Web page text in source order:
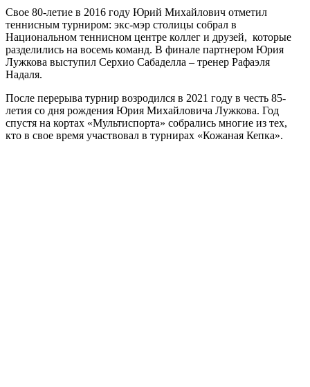
Свое 80-летие в 2016 году Юрий Михайлович отметил
теннисным турниром: экс-мэр столицы собрал в
Национальном теннисном центре коллег и друзей, которые
разделились на восемь команд. В финале партнером Юрия
Лужкова выступил Серхио Сабаделла – тренер Рафаэля
Надаля.
После перерыва турнир возродился в 2021 году в честь 85-
летия со дня рождения Юрия Михайловича Лужкова. Год
спустя на кортах «Мультиспорта» собрались многие из тех,
кто в свое время участвовал в турнирах «Кожаная Кепка».